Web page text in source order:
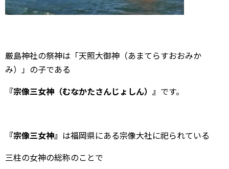
厳島神社の祭神は「天照大御神（あまてらすおおみか
み）」の子である
『宗像三女神（むなかたさんじょしん）』 です。
『宗像三女神』 は福岡県にある宗像大社に祀られている
三柱の女神の総称のことで